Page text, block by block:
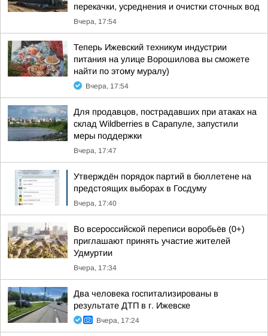
перекачки, усреднения и очистки сточных вод
Вчера, 17:54
Теперь Ижевский техникум индустрии
питания на улице Ворошилова вы сможете
найти по этому муралу)
Вчера, 17:54
Для продавцов, пострадавших при атаках на
склад Wildberries в Сарапуле, запустили
меры поддержки
Вчера, 17:47
Утверждён порядок партий в бюллетене на
предстоящих выборах в Госдуму
Вчера, 17:40
Во всероссийской переписи воробьёв (0+)
приглашают принять участие жителей
Удмуртии
Вчера, 17:34
Два человека госпитализированы в
результате ДТП в г. Ижевске
Вчера, 17:24